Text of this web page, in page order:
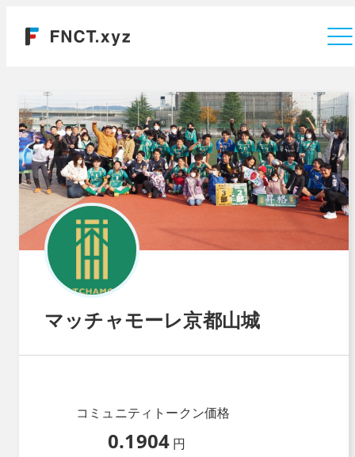
マッチャモーレ京都山城
コミュニティトークン価格
0.1904 円